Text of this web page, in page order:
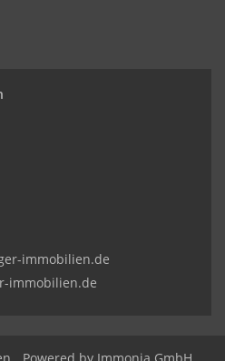
immobilien.de
immobilien.de